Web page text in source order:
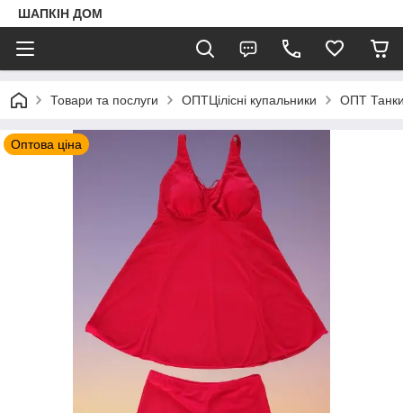
ШАПКIН ДОМ
Товари та послуги ОПТЦілісні купальники ОПТ
Оптова ціна